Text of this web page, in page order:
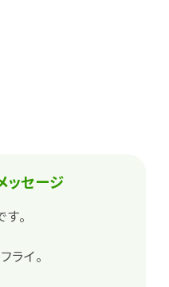
ッセージ
。
ライ。